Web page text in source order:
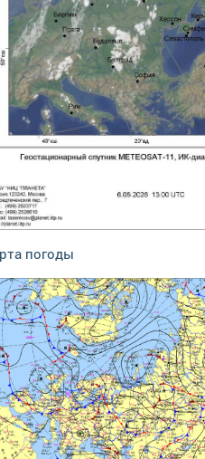
погоды